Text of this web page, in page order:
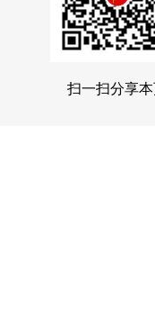
扫一扫分享